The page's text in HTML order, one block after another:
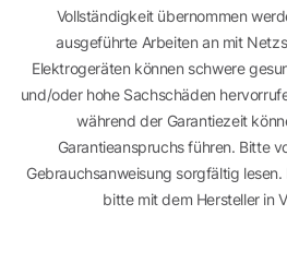
Vollständigkeit übernommen
ausgeführte Arbeiten an mit
Elektrogeräten können schwere
und/oder hohe Sachschäden
während der Garantiezeit
Garantieanspruchs führen. Bitte
Gebrauchsanweisung sorgfältig
bitte mit dem Hersteller in